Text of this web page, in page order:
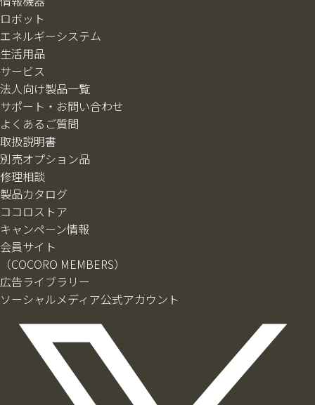
ロボット
エネルギーシステム
生活用品
サービス
法人向け製品一覧
サポート・お問い合わせ
よくあるご質問
取扱説明書
別売オプション品
修理相談
製品カタログ
ココロストア
キャンペーン情報
会員サイト
（COCORO MEMBERS）
広告ライブラリー
ソーシャルメディア公式アカウント